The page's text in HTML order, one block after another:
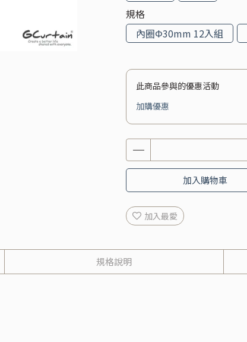
規格
內圈Φ30mm 12入組
此商品參與的優惠活動
加購優惠
加入購物車
加入最愛
規格說明